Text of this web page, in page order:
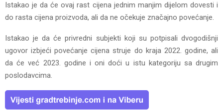
Istakao je da će ovaj rast cijena jednim manjim dijelom dovesti i
do rasta cijena proizvoda, ali da ne očekuje značajno povećanje.
Istakao je da će privredni subjekti koji su potpisali dvogodišnji
ugovor izbjeći povećanje cijena struje do kraja 2022. godine, ali
da će već 2023. godine i oni doći u istu kategoriju sa drugim
poslodavcima.